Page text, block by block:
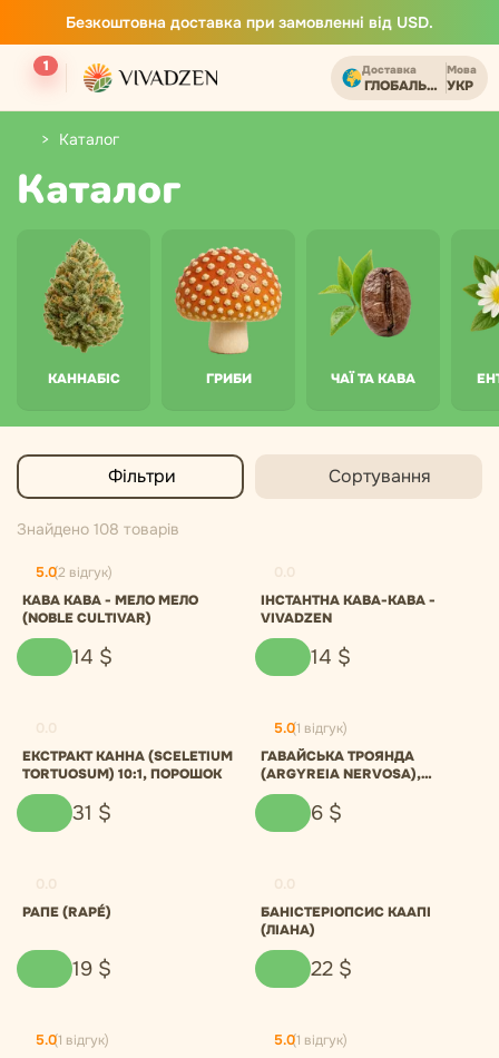
Безкоштовна доставка при замовленні від USD.
1 Доставка
ГЛОБАЛЬНИЙ
Мова
УКР
Каталог
Каталог
КАННАБІС ГРИБИ ЧАЇ ТА КАВА
Фільтри Сортування
Знайдено 108 товарів
5.0(2 відгук)
КАВА КАВА - МЕЛО МЕЛО
(NOBLE CULTIVAR)
14 $
ІНСТАНТНА КАВА-КАВА -
VIVADZEN
14 $
ЕКСТРАКТ КАННА (SCELETIUM
TORTUOSUM) 10:1, ПОРОШОК
31 $
5.0(1 відгук)
ГАВАЙСЬКА ТРОЯНДА
(ARGYREIA NERVOSA),
НАСІННЯ
6 $
РАПЕ (RAPÉ)
19 $
БАНІСТЕРІОПСИС КААПІ
(ЛІАНА)
22 $
5.0(1 відгук)
5.0(1 відгук)